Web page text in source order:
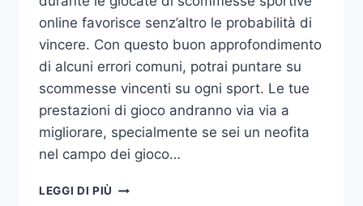
online favorisce senz’altro le probabilità di
vincere. Con questo buon approfondimento
di alcuni errori comuni, potrai puntare su
scommesse vincenti su ogni sport. Le tue
prestazioni di gioco andranno via via a
migliorare, specialmente se sei un neofita
nel campo dei gioco…
LEGGI DI PIÙ GLI